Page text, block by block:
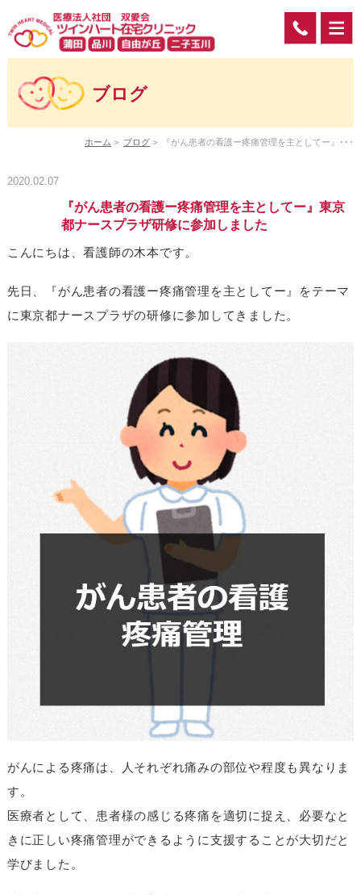
ブログ
ホーム > ブログ > 『がん患者の看護ー疼痛管理を主としてー』･･･
2020.02.07
『がん患者の看護ー疼痛管理を主としてー』東京
都ナースプラザ研修に参加しました
こんにちは、看護師の木本です。
先日、『がん患者の看護ー疼痛管理を主としてー』をテーマ
に東京都ナースプラザの研修に参加してきました。
がんによる疼痛は、人それぞれ痛みの部位や程度も異なりま
す。
医療者として、患者様の感じる疼痛を適切に捉え、必要なと
きに正しい疼痛管理ができるように支援することが大切だと
学びました。